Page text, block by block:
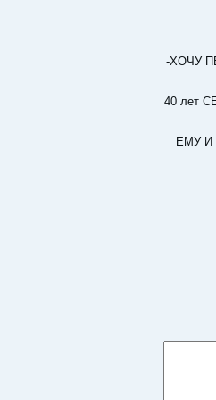
-ХОЧУ
40 лет
ЕМУ